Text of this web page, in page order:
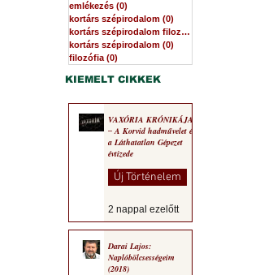
emlékezés (0)
kortárs szépirodalom (0)
kortárs szépirodalom filozófia
kortárs szépirodalom (0)
filozófia (0)
KIEMELT CIKKEK
VAXÓRIA KRÓNIKÁJA
‒ A Korvid hadművelet és
a Láthatatlan Gépezet
évtizede
Új Történelem
2 nappal ezelőtt
Darai Lajos:
Naplóbölcsességeim
(2018)